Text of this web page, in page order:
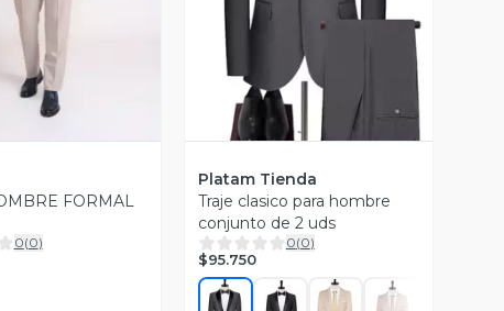
FORMAL
0(0)
Platam Tienda
Traje clasico para hombre
conjunto de 2 uds
0(0)
$95.750